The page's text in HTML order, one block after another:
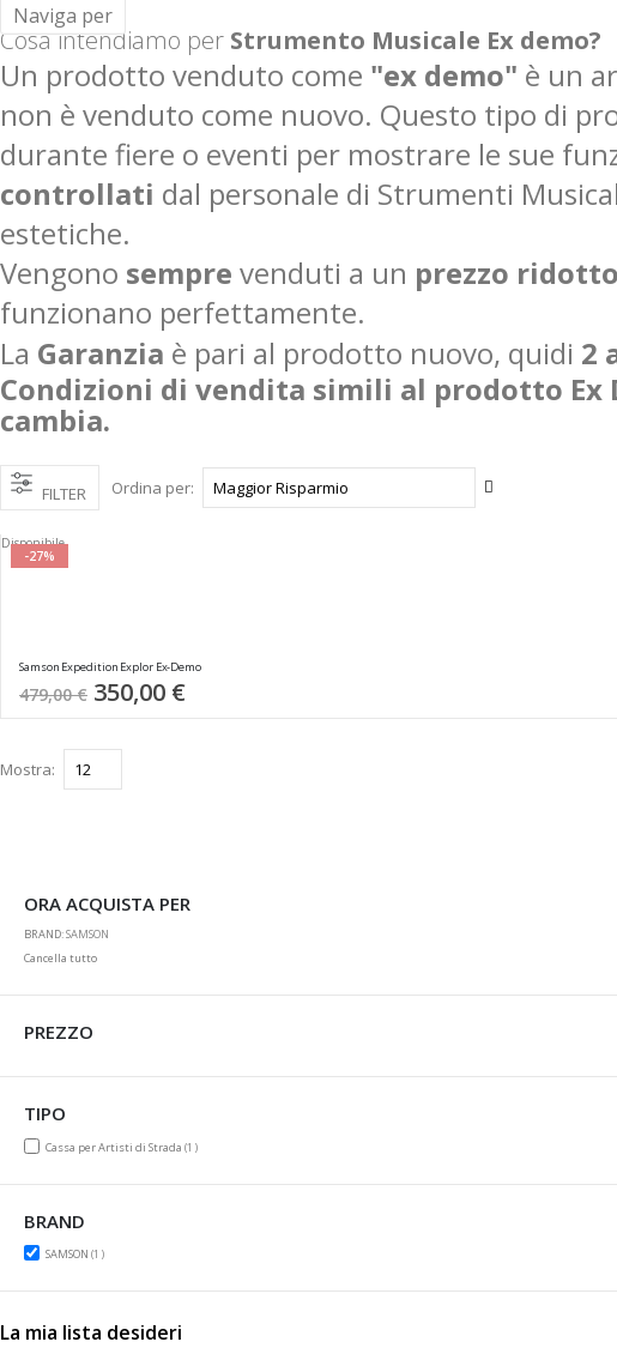
Cosa intendiamo per Strumento Musicale Ex demo?
Un prodotto venduto come "ex demo" è un
non è venduto come nuovo. Questo tipo di
durante fiere o eventi per mostrare le sue
controllati dal personale di Strumenti
estetiche.
Vengono sempre venduti a un prezzo ridotto
funzionano perfettamente.
La Garanzia è pari al prodotto nuovo, quidi 2
Condizioni di vendita simili al prodotto Ex
cambia.
FILTER Ordina per
-27%
Disponibile
Samson Expedition Explor Ex-Demo
479,00 € Special
Price
350,00 €
Mostra
Naviga per
ORA ACQUISTA PER
BRAND SAMSON
Cancella tutto
PREZZO
TIPO
Cassa per Artisti di Strada1item
BRAND
SAMSON1item
La mia lista desideri